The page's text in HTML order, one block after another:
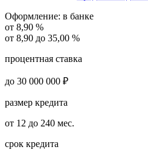
Оформление: в банке
от 8,90 %
от 8,90 до 35,00 %
процентная ставка
до 30 000 000 ₽
размер кредита
от 12 до 240 мес.
срок кредита